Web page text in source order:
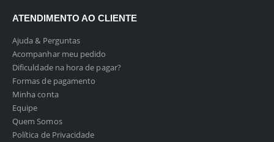
ATENDIMENTO AO CLIENTE
Ajuda & Perguntas
Acompanhar meu pedido
Dificuldade na hora de pagar?
Formas de pagamento
Minha conta
Equipe
Quem Somos
Política de Privacidade